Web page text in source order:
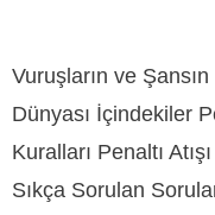
Vuruşların ve
Dünyası İçindekiler
Kuralları Penaltı
Sıkça Sorulan